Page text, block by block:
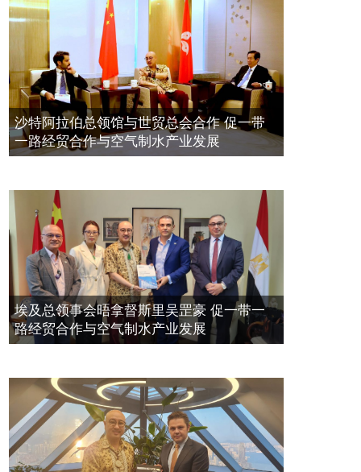
埃及总领事会晤拿督斯里吴罡豪 促一
带一路经贸合作与空气制水产业发展
2023年11月23日
拿督斯里吴罡豪晤土耳其总领事 促一
带一路经贸合作与空气制水产业发展
2023年11月23日
2021年12月10日
標量波光量子導入系統聯合國總部拿
督斯裏吳達鎔教授首發
2021年12月10日
空氣制水發明人吳達鎔出席聯合國環
境科政商管治聯盟會議
沙特阿拉伯总领馆与世贸总会合作 促一带
一路经贸合作与空气制水产业发展
埃及总领事会晤拿督斯里吴罡豪 促一带一
路经贸合作与空气制水产业发展